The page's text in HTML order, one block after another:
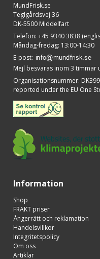
MundFrisk.se
Teglgårdsvej 36
DK-5500 Middelfart
Telefon: +45 9340 3838
Måndag-fredag: 13:00-14:30
E-post:
Mejl besvaras inom 3
Organisationsnummer:
reported under the EU One
Information
Shop
FRAKT priser
Ångerrätt och reklamation
Handelsvillkor
Integritetspolicy
Om oss
Artiklar